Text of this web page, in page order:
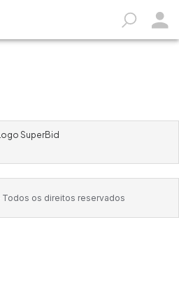
Todos os direitos reservados